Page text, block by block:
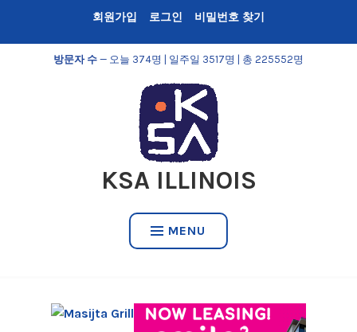
content
회원가입 로그인 비밀번호 찾기
방문자 수 — 오늘 374명 | 일주일 3517명 | 총 225552명
KSA ILLINOIS
MENU